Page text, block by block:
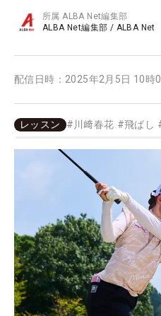
所属ALBA Net編集部
ALBA Net編集部 / ALBA Net
配信日時： 2025年2月5日 10時
レッスン # 川﨑春花 #飛ばし